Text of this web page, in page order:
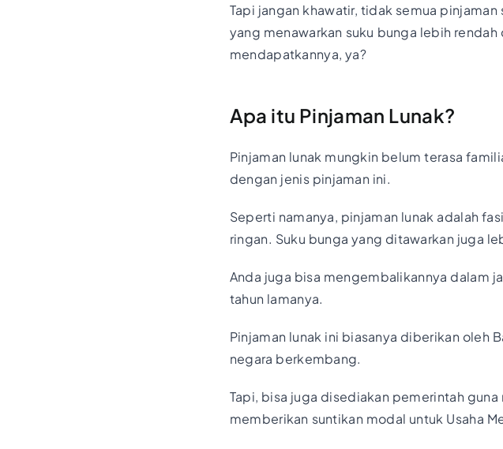
Tapi jangan khawatir, tidak semua
yang menawarkan suku bunga lebih
mendapatkannya, ya?
Apa itu Pinjaman Lunak?
Pinjaman lunak mungkin belum terasa
dengan jenis pinjaman ini.
Seperti namanya, pinjaman lunak adalah
ringan. Suku bunga yang ditawarkan juga
Anda juga bisa mengembalikannya dalam
tahun lamanya.
Pinjaman lunak ini biasanya diberikan oleh
negara berkembang.
Tapi, bisa juga disediakan pemerintah
memberikan suntikan modal untuk Usaha